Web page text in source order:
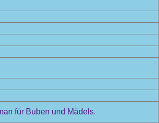
für Buben und Mädels.